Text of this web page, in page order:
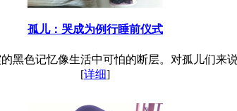
孤儿：哭成为例行睡前仪式
黑色记忆像生活中可怕的断层。对孤儿们
[详细]